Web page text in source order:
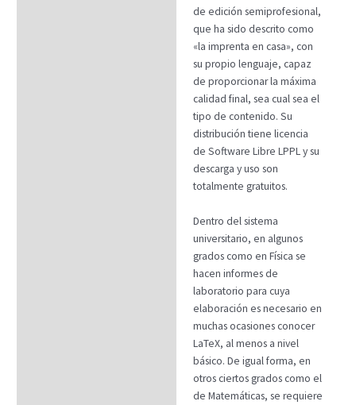
de edición semiprofesional,
que ha sido descrito como
«la imprenta en casa», con
su propio lenguaje, capaz
de proporcionar la máxima
calidad final, sea cual sea el
tipo de contenido. Su
distribución tiene licencia
de Software Libre LPPL y su
descarga y uso son
totalmente gratuitos.
Dentro del sistema
universitario, en algunos
grados como en Física se
hacen informes de
laboratorio para cuya
elaboración es necesario en
muchas ocasiones conocer
LaTeX, al menos a nivel
básico. De igual forma, en
otros ciertos grados como el
de Matemáticas, se requiere